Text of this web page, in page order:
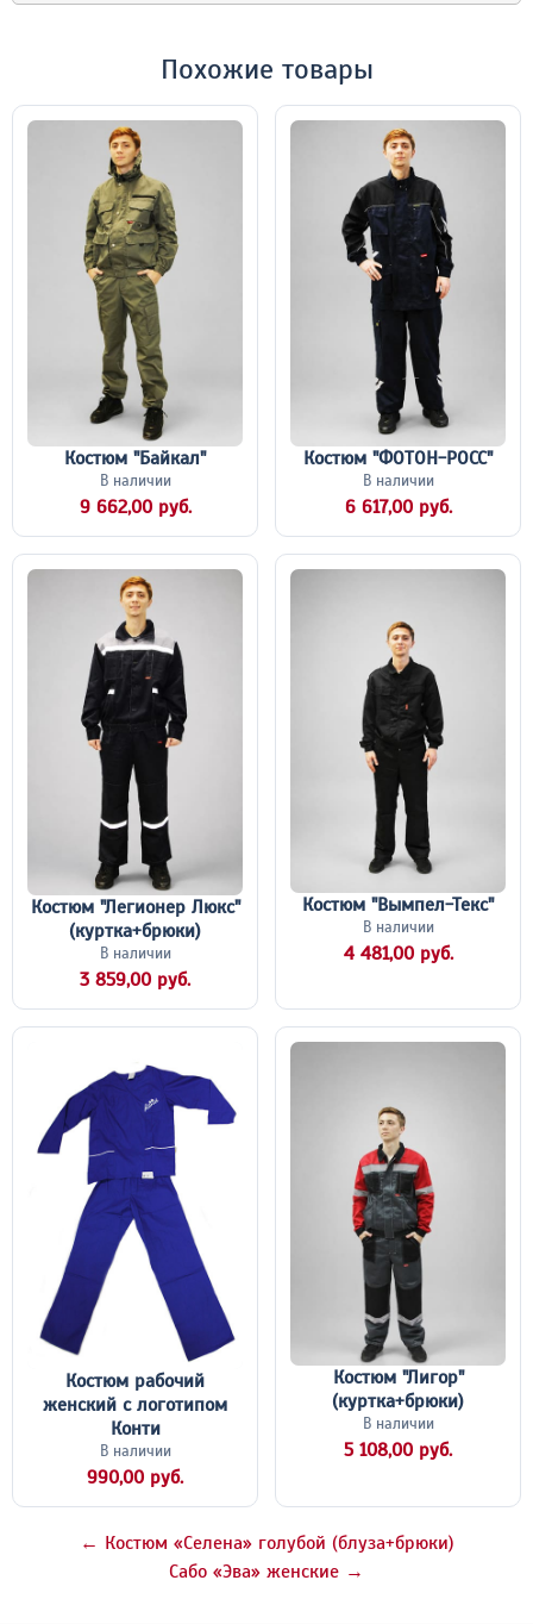
Похожие товары
Костюм "Байкал"
В наличии
9 662,00 руб.
Костюм "ФОТОН-РОСС"
В наличии
6 617,00 руб.
Костюм "Легионер Люкс"
(куртка+брюки)
В наличии
3 859,00 руб.
Костюм "Вымпел-Текс"
В наличии
4 481,00 руб.
Костюм рабочий
женский с логотипом
Конти
В наличии
990,00 руб.
Костюм "Лигор"
(куртка+брюки)
В наличии
5 108,00 руб.
← Костюм «Селена» голубой (блуза+брюки)
Сабо «Эва» женские →